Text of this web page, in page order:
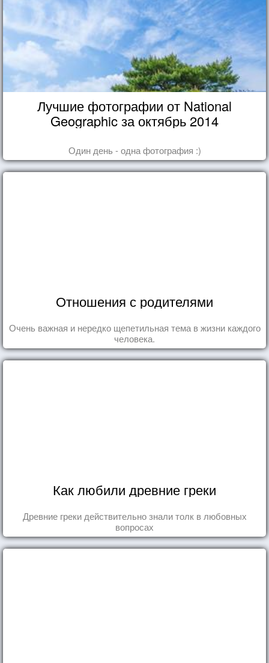
Лучшие фотографии от National
Geographic за октябрь 2014
Один день - одна фотография :)
Отношения с родителями
Очень важная и нередко щепетильная тема в жизни каждого
человека.
Как любили древние греки
Древние греки действительно знали толк в любовных
вопросах